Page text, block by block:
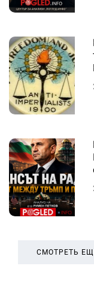
СМОТРЕТЬ